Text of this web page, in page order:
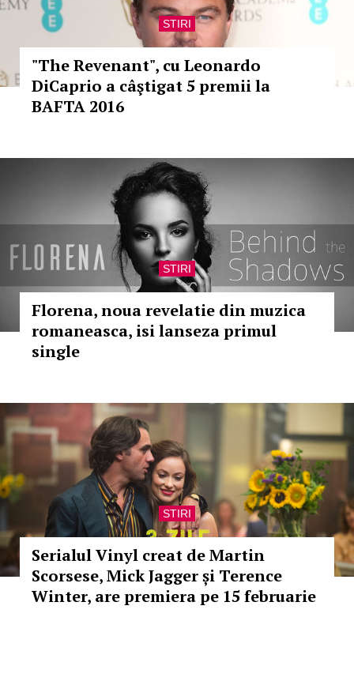
STIRI
"The Revenant", cu Leonardo
DiCaprio a câştigat 5 premii la
BAFTA 2016
STIRI
Florena, noua revelatie din muzica
romaneasca, isi lanseza primul
single
STIRI
Serialul Vinyl creat de Martin
Scorsese, Mick Jagger și Terence
Winter, are premiera pe 15 februarie